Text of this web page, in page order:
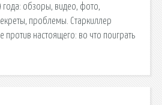
обзоры, видео, фото,
проблемы. Старкиллер
настоящего: во что поиграть